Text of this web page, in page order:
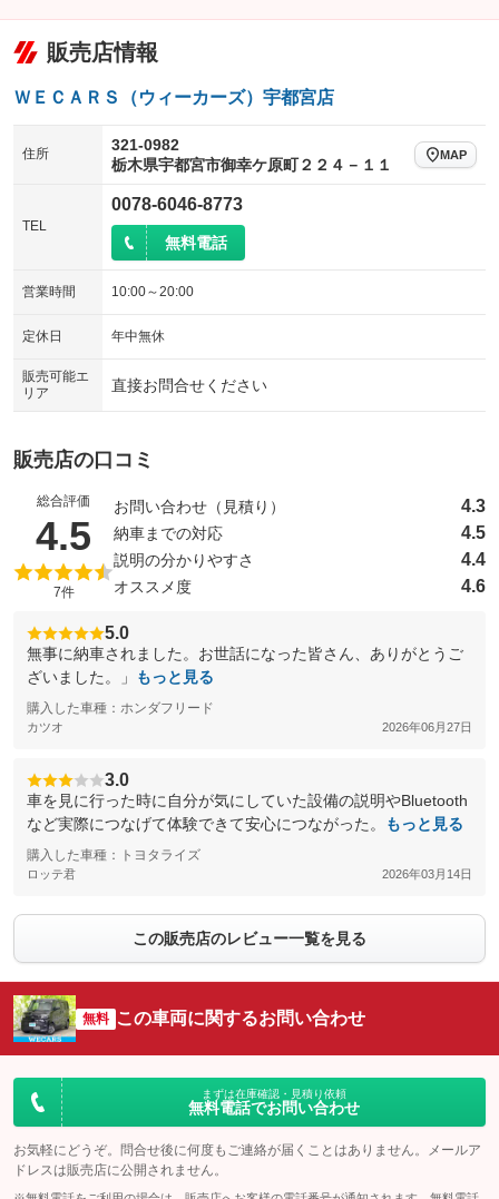
販売店情報
ＷＥＣＡＲＳ（ウィーカーズ）宇都宮店
住所
321-0982
栃木県宇都宮市御幸ケ原町２２４－１１
MAP
TEL
0078-6046-8773
無料電話
営業時間 10:00～20:00
定休日 年中無休
販売可能エ
リア
直接お問合せください
販売店の口コミ
総合評価
4.5 （5点満点中）
7件
お問い合わせ（見積り） 4.3
納車までの対応 4.5
説明の分かりやすさ 4.4
オススメ度 4.6
5.0
無事に納車されました。お世話になった皆さん、ありがとうご
ざいました。」
もっと見る
購入した車種：ホンダフリード
カツオ 2026年06月27日
3.0
車を見に行った時に自分が気にしていた設備の説明やBluetooth
など実際につなげて体験できて安心につながった。
もっと見る
購入した車種：トヨタライズ
ロッテ君 2026年03月14日
この販売店のレビュー一覧を見る
無料 この車両に関するお問い合わせ
まずは在庫確認・見積り依頼
無料電話でお問い合わせ
お気軽にどうぞ。問合せ後に何度もご連絡が届くことはありません。メールア
ドレスは販売店に公開されません。